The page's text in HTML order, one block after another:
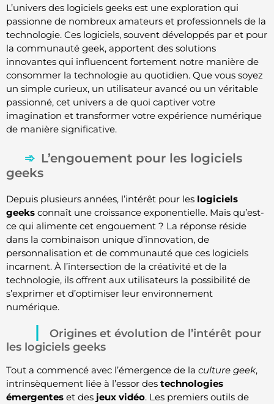
L’univers des logiciels geeks est une exploration qui
passionne de nombreux amateurs et professionnels de la
technologie. Ces logiciels, souvent développés par et pour
la communauté geek, apportent des solutions
innovantes qui influencent fortement notre manière de
consommer la technologie au quotidien. Que vous soyez
un simple curieux, un utilisateur avancé ou un véritable
passionné, cet univers a de quoi captiver votre
imagination et transformer votre expérience numérique
de manière significative.
L’engouement pour les logiciels
geeks
Depuis plusieurs années, l’intérêt pour les logiciels
geeks connaît une croissance exponentielle. Mais qu’est-
ce qui alimente cet engouement ? La réponse réside
dans la combinaison unique d’innovation, de
personnalisation et de communauté que ces logiciels
incarnent. À l’intersection de la créativité et de la
technologie, ils offrent aux utilisateurs la possibilité de
s’exprimer et d’optimiser leur environnement
numérique.
Origines et évolution de l’intérêt pour
les logiciels geeks
Tout a commencé avec l’émergence de la culture geek,
intrinsèquement liée à l’essor des technologies
émergentes et des jeux vidéo. Les premiers outils de